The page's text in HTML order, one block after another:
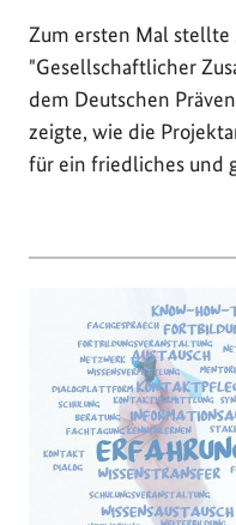
Zum ersten Mal stellte
"Gesellschaftlicher
dem Deutschen
zeigte, wie die
für ein friedliches und